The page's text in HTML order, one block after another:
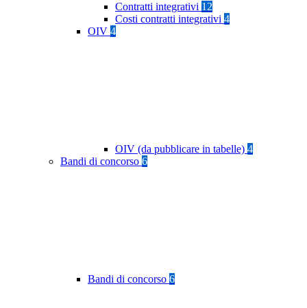
Contratti integrativi 12
Costi contratti integrativi 4
OIV 4
OIV (da pubblicare in tabelle) 4
Bandi di concorso 6
Bandi di concorso 6